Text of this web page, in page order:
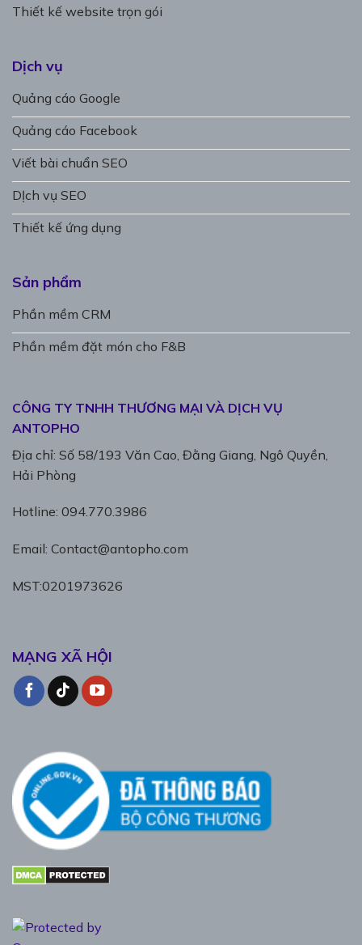
Thiết kế website trọn gói
Dịch vụ
Quảng cáo Google
Quảng cáo Facebook
Viết bài chuẩn SEO
DỊch vụ SEO
Thiết kế ứng dụng
Sản phẩm
Phần mềm CRM
Phần mềm đặt món cho F&B
CÔNG TY TNHH THƯƠNG MẠI VÀ DỊCH VỤ
ANTOPHO
Địa chỉ: Số 58/193 Văn Cao, Đằng Giang, Ngô Quyền,
Hải Phòng
Hotline: 094.770.3986
Email: Contact@antopho.com
MST:0201973626
MẠNG XÃ HỘI